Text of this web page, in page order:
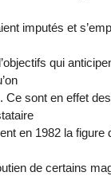
imputés et
qui
Ce sont en effet
en 1982 la figure
de certains